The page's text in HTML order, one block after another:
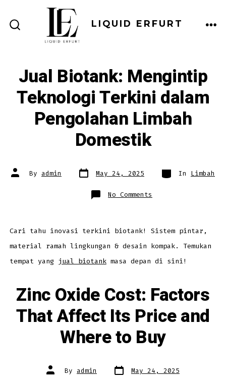
SEARCH
TOGGLE
LIQUID ERFURT
Jual Biotank: Mengintip
Teknologi Terkini dalam
Pengolahan Limbah
Domestik
Post
author
By admin Post
date May 24, 2025 Categories
In Limbah
No Comments
Jual
dalam
Pengolahan
Limbah
Domestik
Cari tahu inovasi terkini biotank! Sistem pintar,
material ramah lingkungan & desain kompak. Temukan
tempat yang jual biotankmasa depan di sini!
Zinc Oxide Cost: Factors
That Affect Its Price and
Where to Buy
Post
author
By admin Post
date
May 24, 2025